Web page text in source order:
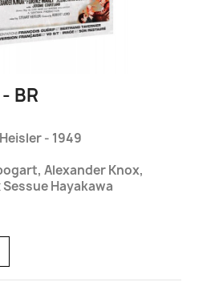
BR
- 1949
Alexander Knox,
Sessue Hayakawa